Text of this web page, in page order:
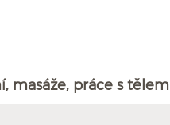
masáže, práce s tělem